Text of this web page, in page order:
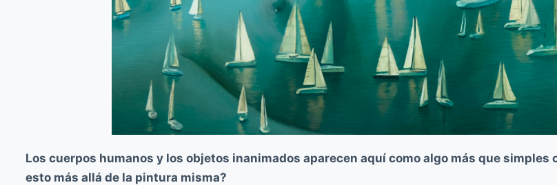
Los cuerpos humanos y los objetos inanimados aparecen aquí como algo más que
esto más allá de la pintura misma?